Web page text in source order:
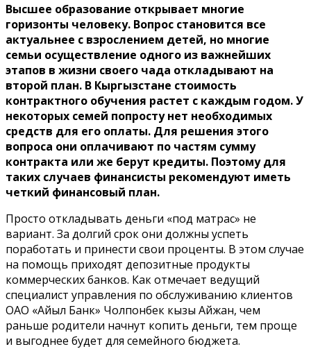
Высшее образование открывает многие
горизонты человеку. Вопрос становится все
актуальнее с взрослением детей, но многие
семьи осуществление одного из важнейших
этапов в жизни своего чада откладывают на
второй план. В Кыргызстане стоимость
контрактного обучения растет с каждым годом. У
некоторых семей попросту нет необходимых
средств для его оплаты. Для решения этого
вопроса они оплачивают по частям сумму
контракта или же берут кредиты. Поэтому для
таких случаев финансисты рекомендуют иметь
четкий финансовый план.
Просто откладывать деньги «под матрас» не
вариант. За долгий срок они должны успеть
поработать и принести свои проценты. В этом случае
на помощь приходят депозитные продукты
коммерческих банков. Как отмечает ведущий
специалист управления по обслуживанию клиентов
ОАО «Айыл Банк» Чолпонбек кызы Айжан, чем
раньше родители начнут копить деньги, тем проще
и выгоднее будет для семейного бюджета.